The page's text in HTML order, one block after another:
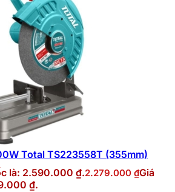
Total TS223558T (355mm)
là: 2.590.000 ₫.2.279.000 ₫Giá
₫.